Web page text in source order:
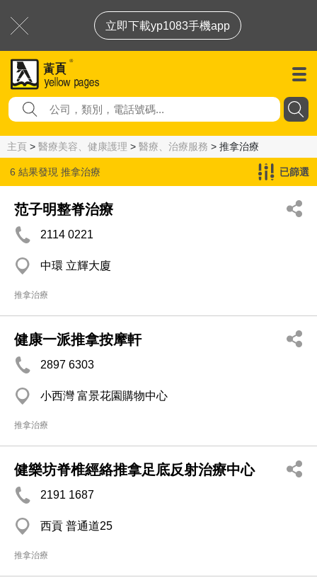
立即下載yp1083手機app
主頁 > 醫療美容、健康護理 > 醫療、治療服務 > 推拿治療
6 結果發現 推拿治療 已篩選
范子明整脊治療
2114 0221
中環 立輝大廈
推拿治療
健康一派推拿按摩軒
2897 6303
小西灣 富景花園購物中心
推拿治療
健樂坊脊椎經絡推拿足底反射治療中心
2191 1687
西貢 普通道25
推拿治療